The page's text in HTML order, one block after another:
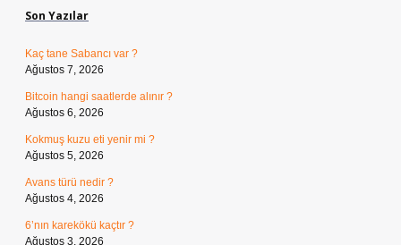
Son Yazılar
Kaç tane Sabancı var ?
Ağustos 7, 2026
Bitcoin hangi saatlerde alınır ?
Ağustos 6, 2026
Kokmuş kuzu eti yenir mi ?
Ağustos 5, 2026
Avans türü nedir ?
Ağustos 4, 2026
6’nın karekökü kaçtır ?
Ağustos 3, 2026